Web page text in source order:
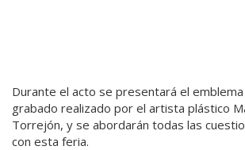
Durante el acto se presentará el emblema
grabado realizado por el artista plástico
Torrejón, y se abordarán todas las
con esta feria.